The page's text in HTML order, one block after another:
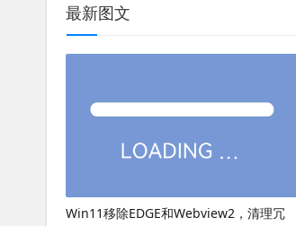
最新图文
Win11移除EDGE和Webview2，清理冗